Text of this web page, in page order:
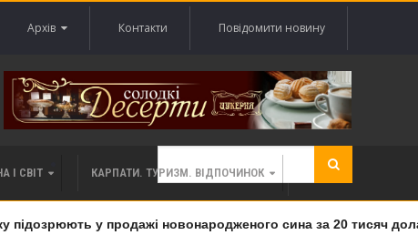
Архів Контакти Повідомити новину
І СВІТ КАРПАТИ. ТУРИЗМ. ВІДПОЧИНОК
у продажі новонародженого сина за 20 тисяч